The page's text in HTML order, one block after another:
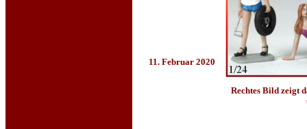
11. Februar 2020
Rechtes Bild zeigt